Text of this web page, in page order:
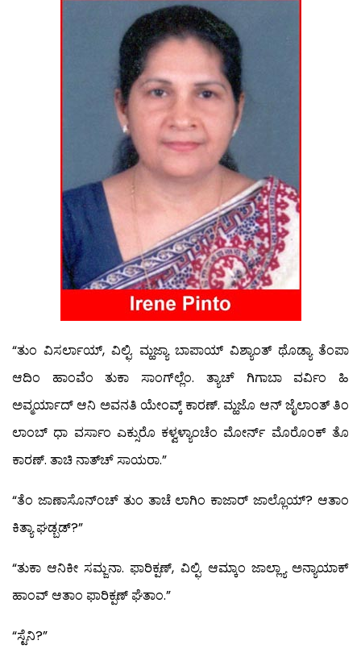
“ತುಂ ವಿಸರ್ಲಾಯ್, ವಿಲ್ಫಿ. ಮ್ಹಜ್ಯಾ ಬಾಪಾಯ್ ವಿಶ್ಯಾಂತ್ ಥೊಡ್ಯಾ ತೆಂಪಾ
ಆದಿಂ ಹಾಂವೆಂ ತುಕಾ ಸಾಂಗ್‍ಲ್ಲೆಂ. ತ್ಯಾಚ್ ಗಿಗಾಬಾ ವರ್ವಿಂ ಹಿ
ಅವ್ಮರ್ಯಾದ್ ಆನಿ ಅವನತಿ ಯೇಂವ್ಕ್ ಕಾರಣ್. ಮ್ಹಜೊ ಆನ್ ಜೈಲಾಂತ್ ತಿಂ
ಲಾಂಬ್ ಧಾ ವರ್ಸಾಂ ಎಕ್ಸುರೊ ಕಳ್ವಳ್ಯಾಂಚೆಂ ಮೋರ್ನ್ ಮೊರೊಂಕ್ ತೊ
ಕಾರಣ್. ತಾಚಿ ನಾತ್‍ಚ್ ಸಾಯರಾ.”
“ತೆಂ ಜಾಣಾಸೊನ್‍ಂಚ್ ತುಂ ತಾಚೆ ಲಾಗಿಂ ಕಾಜಾರ್ ಜಾಲ್ಲೊಯ್? ಆತಾಂ
ಕಿತ್ಯಾ ಘಡ್ಬಡ್?”
“ತುಕಾ ಆನಿಕೀ ಸಮ್ಜನಾ. ಫಾರಿಕ್ಪಣ್, ವಿಲ್ಫಿ. ಆಮ್ಕಾಂ ಜಾಲ್ಲ್ಯಾ ಅನ್ಯಾಯಾಕ್
ಹಾಂವ್ ಆತಾಂ ಫಾರಿಕ್ಪಣ್ ಘೆತಾಂ.”
“ಸ್ಟೆನಿ?”